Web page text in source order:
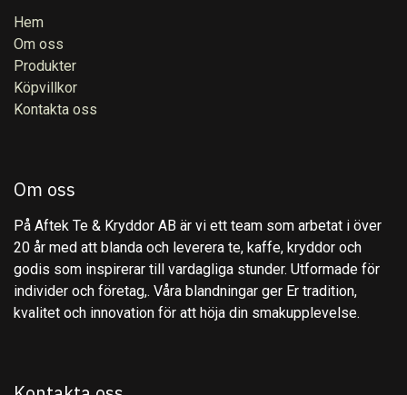
Hem
Om oss
Produkter
Köpvillkor
Kontakta oss
Om oss
På Aftek Te & Kryddor AB är vi ett team som arbetat i över
20 år med att blanda och leverera te, kaffe, kryddor och
godis som inspirerar till vardagliga stunder. Utformade för
individer och företag,. Våra blandningar ger Er tradition,
kvalitet och innovation för att höja din smakupplevelse.